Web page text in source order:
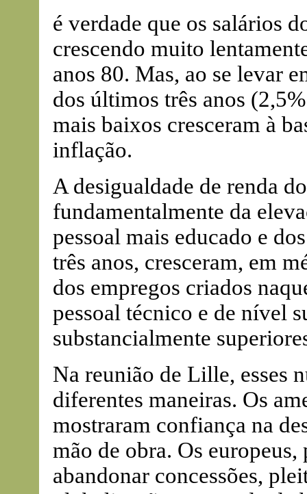
é verdade que os salários
crescendo muito
anos 80. Mas, ao se levar
dos últimos três anos
mais baixos cresceram à
inflação.
A desigualdade de renda
fundamentalmente da
pessoal mais educado e
três anos, cresceram, em
dos empregos criados
pessoal técnico e de nível
substancialmente
Na reunião de Lille, esses
diferentes maneiras. Os
mostraram confiança na
mão de obra. Os
abandonar concessões,